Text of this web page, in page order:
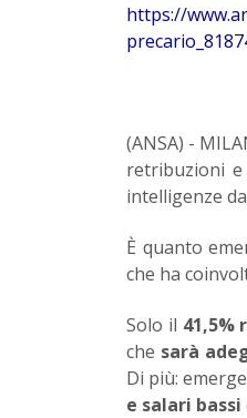
https://
(ANSA) -
retribuzioni
intelligenze
È quanto
che ha
Solo il
che sarà
Di più:
e salari bassi